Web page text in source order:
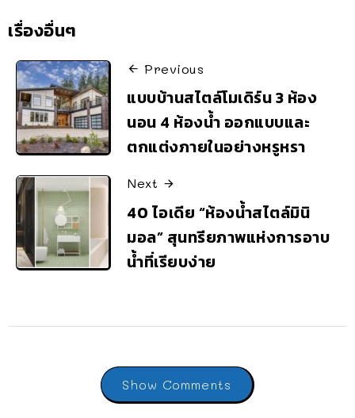
เรื่องอื่นๆ
Previous
แบบบ้านสไตล์โมเดิร์น 3 ห้อง
นอน 4 ห้องน้ำ ออกแบบและ
ตกแต่งภายในอย่างหรูหรา
Next
40 ไอเดีย “ห้องน้ำสไตล์มินิ
มอล” สุนทรียภาพแห่งการอาบ
น้ำที่เรียบง่าย
Show Comments